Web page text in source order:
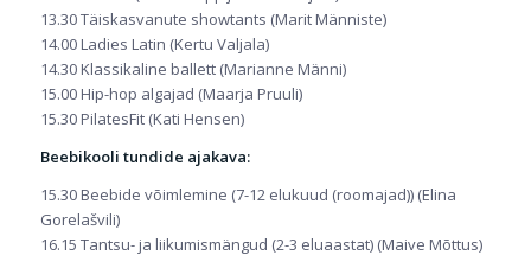
13.30 Täiskasvanute showtants (Marit Männiste)
14.00 Ladies Latin (Kertu Valjala)
14.30 Klassikaline ballett (Marianne Männi)
15.00 Hip-hop algajad (Maarja Pruuli)
15.30 PilatesFit (Kati Hensen)
Beebikooli tundide ajakava:
15.30 Beebide võimlemine (7-12 elukuud (roomajad)) (Elina
Gorelašvili)
16.15 Tantsu- ja liikumismängud (2-3 eluaastat) (Maive Mõttus)